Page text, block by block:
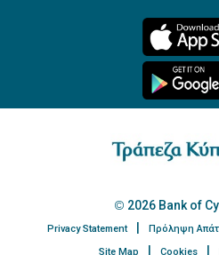
2026 Bank of
Privacy Statement Πρόληψη
Site Map
Cookies